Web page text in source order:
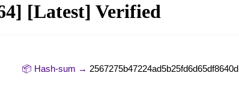
[Latest] Verified
📦 Hash-sum → 2567275b47224ad5b25fd6d65df8640d